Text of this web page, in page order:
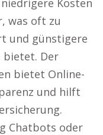
Kosten
was oft zu
und günstigere
bietet. Der
bietet Online-
und hilft
Chatbots oder